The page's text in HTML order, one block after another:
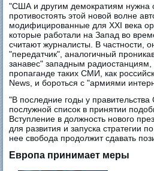
"США и другим демократиям нужна
противостоять этой новой волне
модифицированные для XXI века
которые работали на Запад во
считают журналисты. В частности,
"передатчик", аналогичный
занавес" западным радиостанциям,
пропаганде таких СМИ, как
News, и бороться с "армиями
"В последние годы у
послужной список в принятии
Вступление в должность нового
для развития и запуска стратегии
нее свобода продолжит сдавать
Европа принимает меры